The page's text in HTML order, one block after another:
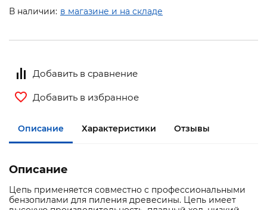
В наличии: в магазине и на складе
Добавить в сравнение
Добавить в избранное
Описание Характеристики Отзывы
Описание
Цепь применяется совместно с профессиональными
бензопилами для пиления древесины. Цепь имеет